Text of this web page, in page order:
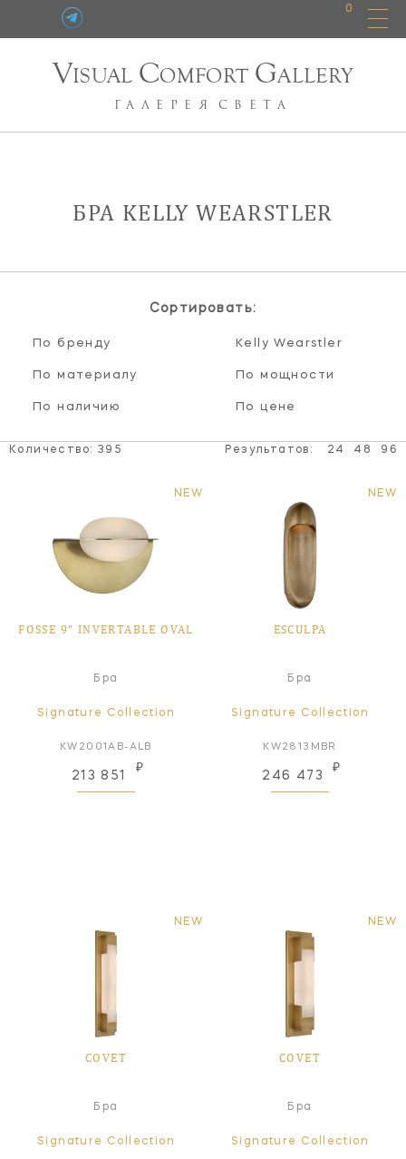
0
VISUAL COMFORT GALLERY
ГАЛЕРЕЯ СВЕТА
БРА KELLY WEARSTLER
Сортировать:
По бренду Kelly Wearstler
По материалу По мощности
По наличию По цене
Количество: 395 Результатов: 24 48 96
NEW
FOSSE 9" INVERTABLE OVAL
Бра
Signature Collection
KW2001AB-ALB
213 851
₽
NEW
ESCULPA
Бра
Signature Collection
KW2813MBR
246 473
₽
NEW
COVET
Бра
Signature Collection
NEW
COVET
Бра
Signature Collection